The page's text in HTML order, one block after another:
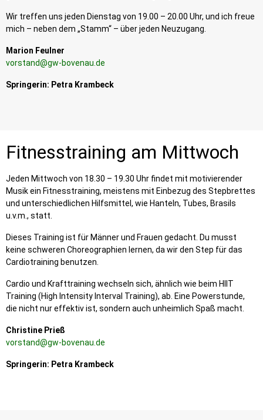
Wir treffen uns jeden Dienstag von 19.00 – 20.00 Uhr, und ich freue
mich – neben dem „Stamm“ – über jeden Neuzugang.
Marion Feulner
vorstand@gw-bovenau.de
Springerin: Petra Krambeck
Fitnesstraining am Mittwoch
Jeden Mittwoch von 18.30 – 19.30 Uhr findet mit motivierender
Musik ein Fitnesstraining, meistens mit Einbezug des Stepbrettes
und unterschiedlichen Hilfsmittel, wie Hanteln, Tubes, Brasils
u.v.m., statt.
Dieses Training ist für Männer und Frauen gedacht. Du musst
keine schweren Choreographien lernen, da wir den Step für das
Cardiotraining benutzen.
Cardio und Krafttraining wechseln sich, ähnlich wie beim HIIT
Training (High Intensity Interval Training), ab. Eine Powerstunde,
die nicht nur effektiv ist, sondern auch unheimlich Spaß macht.
Christine Prieß
vorstand@gw-bovenau.de
Springerin: Petra Krambeck